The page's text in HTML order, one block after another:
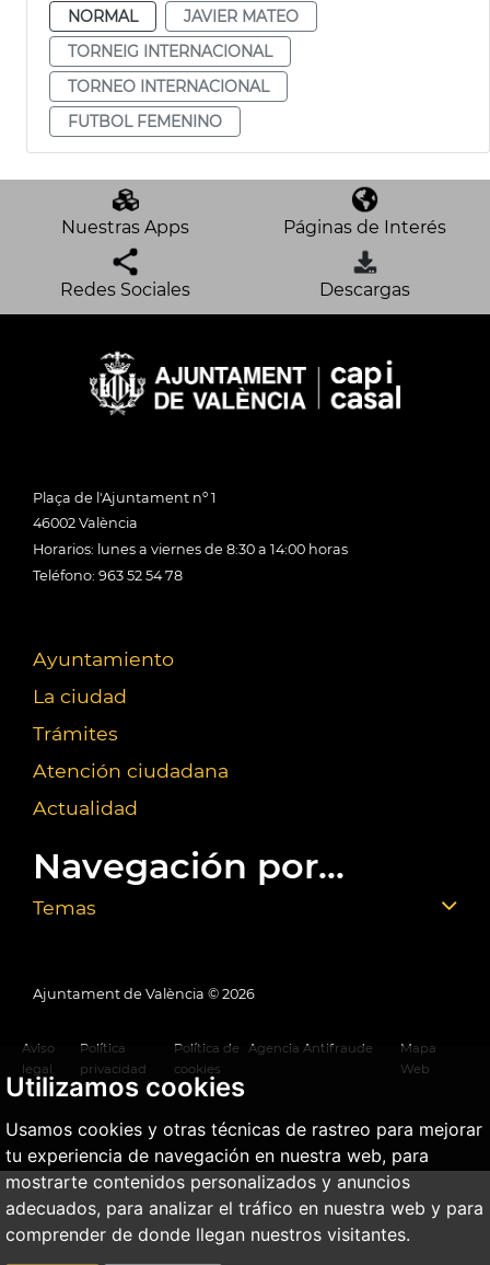
Utilizamos cookies
Usamos cookies y otras técnicas de rastreo para mejorar
tu experiencia de navegación en nuestra web, para
mostrarte contenidos personalizados y anuncios
adecuados, para analizar el tráfico en nuestra web y para
comprender de donde llegan nuestros visitantes.
NORMAL
JAVIER MATEO
TORNEIG INTERNACIONAL
TORNEO INTERNACIONAL
FUTBOL FEMENINO
Nuestras Apps Páginas de Interés
Redes Sociales Descargas
Plaça de l'Ajuntament nº 1
46002 València
Horarios: lunes a viernes de 8:30 a 14:00 horas
Teléfono: 963 52 54 78
Ayuntamiento
La ciudad
Trámites
Atención ciudadana
Actualidad
Navegación por...
Temas
Ajuntament de València © 2026
Aviso
legal
Política
privacidad
Política de
cookies
Agencia Antifraude
Mapa
Web